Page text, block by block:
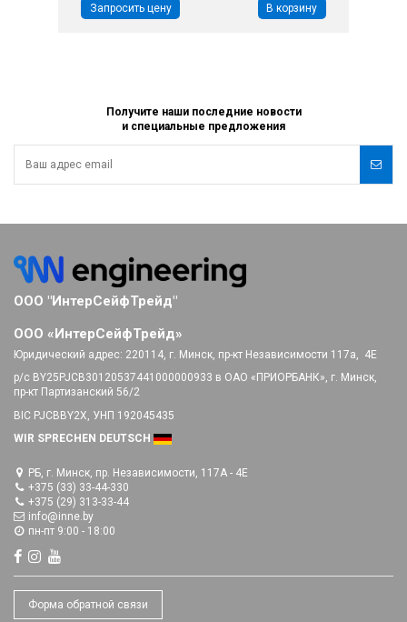
Запросить цену В корзину
Получите наши последние новости
и специальные предложения
РБ, г. Минск, пр. Независимости, 117А - 4E
+375 (33) 33-44-330
+375 (29) 313-33-44
info@inne.by
пн-пт 9:00 - 18:00
Форма обратной связи
ООО "ИнтерСейфТрейд"
ООО «ИнтерСейфТрейд»
Юридический адрес: 220114, г. Минск, пр-кт Независимости 117а, 4E
р/с BY25PJCB30120537441000000933 в ОАО «ПРИОРБАНК», г. Минск,
пр-кт Партизанский 56/2
BIC PJCBBY2X, УНП 192045435
WIR SPRECHEN DEUTSCH